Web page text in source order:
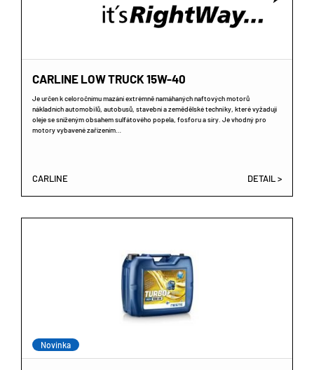
CARLINE LOW TRUCK 15W-40
Je určen k celoročnímu mazání extrémně namáhaných naftových motorů
nákladních automobilů, autobusů, stavební a zemědělské techniky, které vyžadují
oleje se sníženým obsahem sulfátového popela, fosforu a síry. Je vhodný pro
motory vybavené zařízením…
CARLINE DETAIL >
Novinka